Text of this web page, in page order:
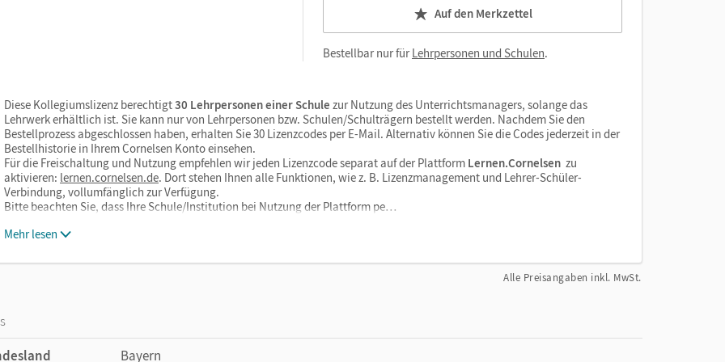
Auf den Merkzettel
Bestellbar nur fürLehrpersonen und Schulen.
Diese Kollegiumslizenz berechtigt30 Lehrpersonen einer Schule zur Nutzung des Unterrichtsmanagers, solange das
Lehrwerk erhältlich ist. Sie kann nur von Lehrpersonen bzw. Schulen/Schulträgern bestellt werden. Nachdem Sie den
Bestellprozess abgeschlossen haben, erhalten Sie 30 Lizenzcodes per E-Mail. Alternativ können Sie die Codes jederzeit in der
Bestellhistorie in Ihrem Cornelsen Konto einsehen.
Für die Freischaltung und Nutzung empfehlen wir jeden Lizenzcode separat auf der Plattform Lernen.Cornelsen zu
aktivieren: lernen.cornelsen.de. Dort stehen Ihnen alle Funktionen, wie z. B. Lizenzmanagement und Lehrer-Schüler-
Verbindung, vollumfänglich zur Verfügung.
Bitte beachten Sie, dass Ihre Schule/Institution bei Nutzung der Plattform pe…
Mehr lesen
Alle Preisangaben inkl. MwSt.
Bayern